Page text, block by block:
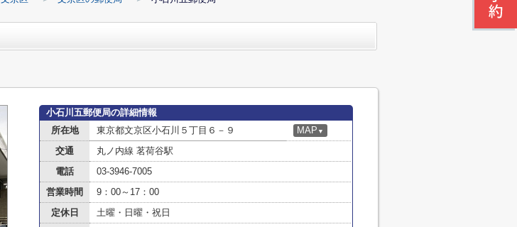
小石川五郵便局の詳細情報
所在地
東京都文京区小石川５丁目６－９ MAP ▼
交通
丸ノ内線 茗荷谷駅
電話
03-3946-7005
営業時間
9：00～17：00
定休日
土曜・日曜・祝日